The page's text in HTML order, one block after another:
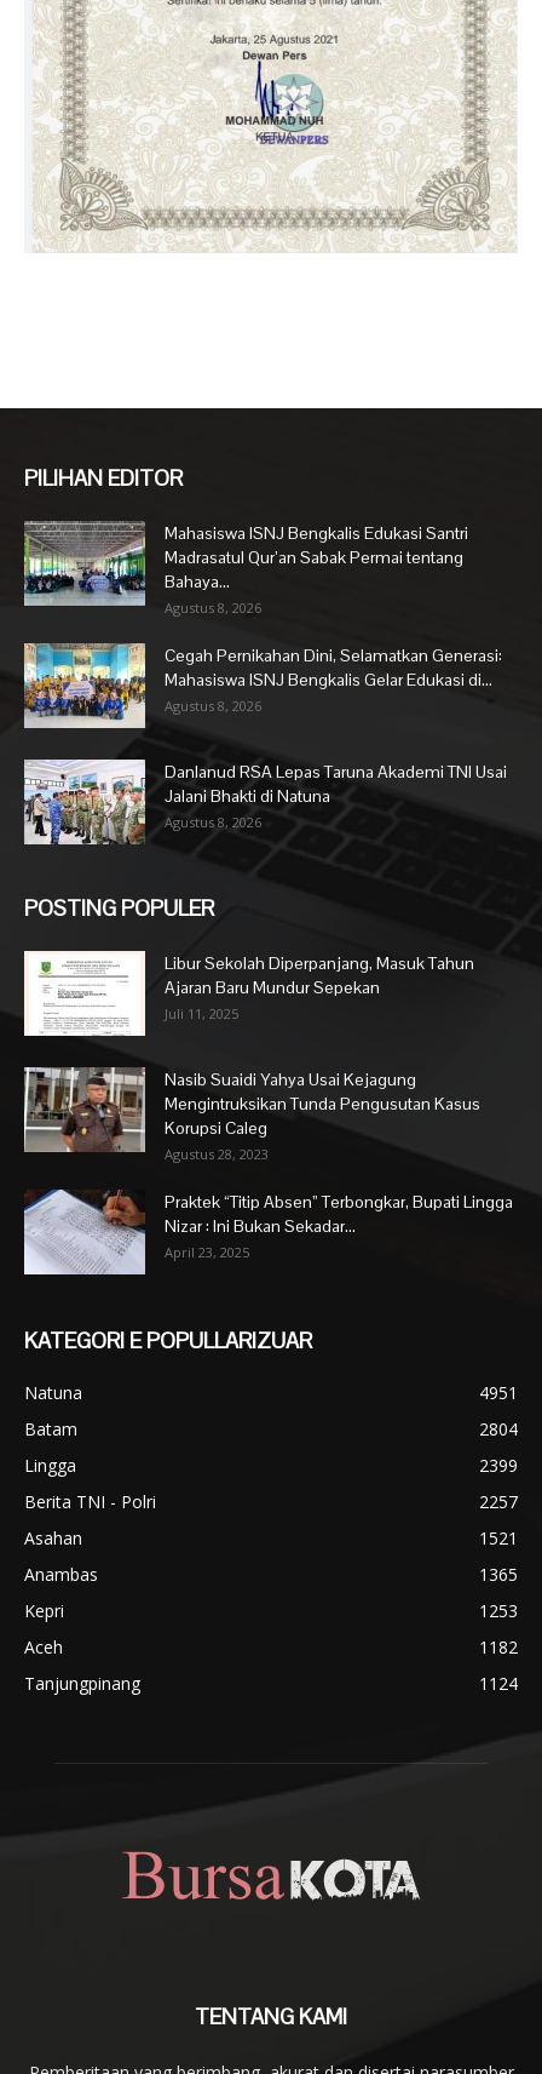
PILIHAN EDITOR
Mahasiswa ISNJ Bengkalis Edukasi Santri
Madrasatul Qur’an Sabak Permai tentang
Bahaya...
Agustus 8, 2026
Cegah Pernikahan Dini, Selamatkan Generasi:
Mahasiswa ISNJ Bengkalis Gelar Edukasi di...
Agustus 8, 2026
Danlanud RSA Lepas Taruna Akademi TNI Usai
Jalani Bhakti di Natuna
Agustus 8, 2026
POSTING POPULER
Libur Sekolah Diperpanjang, Masuk Tahun
Ajaran Baru Mundur Sepekan
Juli 11, 2025
Nasib Suaidi Yahya Usai Kejagung
Mengintruksikan Tunda Pengusutan Kasus
Korupsi Caleg
Agustus 28, 2023
Praktek “Titip Absen” Terbongkar, Bupati Lingga
Nizar : Ini Bukan Sekadar...
April 23, 2025
KATEGORI E POPULLARIZUAR
Natuna
4951
Batam
2804
Lingga
2399
Berita TNI - Polri
2257
Asahan
1521
Anambas
1365
Kepri
1253
Aceh
1182
Tanjungpinang
1124
TENTANG KAMI